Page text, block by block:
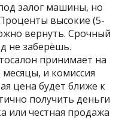
залог машины, но
высокие (5-
вернуть. Срочный
не заберёшь.
принимает на
и комиссия
цена будет ближе к
получить деньги
или честная продажа